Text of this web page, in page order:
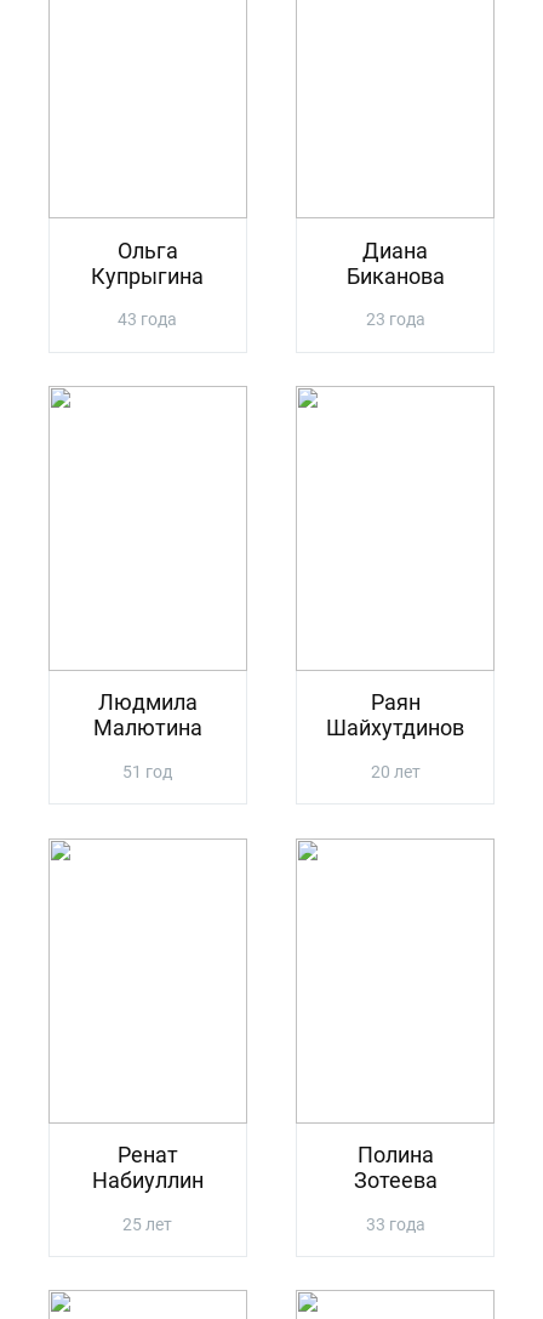
Ольга
Купрыгина
43 года
Диана
Биканова
23 года
Людмила
Малютина
51 год
Раян
Шайхутдинов
20 лет
Ренат
Набиуллин
25 лет
Полина
Зотеева
33 года